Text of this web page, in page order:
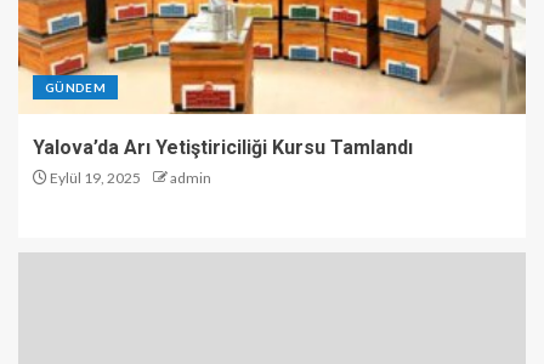
GÜNDEM
Yalova’da Arı Yetiştiriciliği Kursu Tamlandı
Eylül 19, 2025 admin